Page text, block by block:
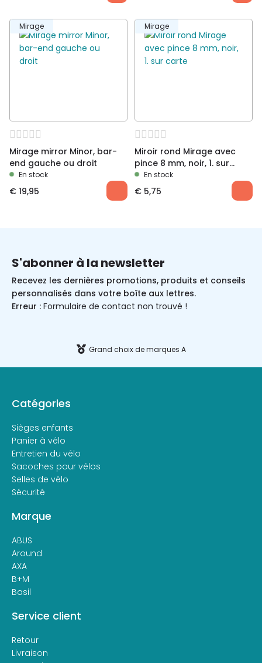
Mirage
Mirage mirror Minor, bar-
end gauche ou droit
En stock
€ 19,95
Mirage
Miroir rond Mirage avec
pince 8 mm, noir, 1. sur
carte
En stock
€ 5,75
S'abonner à la newsletter
Recevez les dernières promotions, produits et conseils
personnalisés dans votre boîte aux lettres.
Erreur : Formulaire de contact non trouvé !
Grand choix de marques A
Catégories
Sièges enfants
Panier à vélo
Entretien du vélo
Sacoches pour vélos
Selles de vélo
Sécurité
Marque
ABUS
Around
AXA
B+M
Basil
Service client
Retour
Livraison